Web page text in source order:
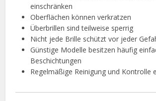
einschränken
Oberflächen können verkratzen
Überbrillen sind teilweise sperrig
Nicht jede Brille schützt vor jeder
Günstige Modelle besitzen häufig
Beschichtungen
Regelmäßige Reinigung und Kontrolle